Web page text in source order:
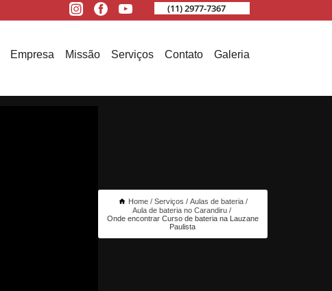
(11) 2977-7367
Empresa Missão Serviços Contato Galeria
Home Serviços
Aulas de bateria
Aula de bateria no Carandiru
Onde encontrar Curso de bateria na Lauzane
Paulista